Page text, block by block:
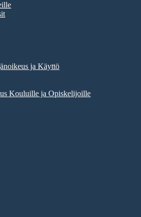
ja Käyttö
Kouluille ja Opiskelijoille